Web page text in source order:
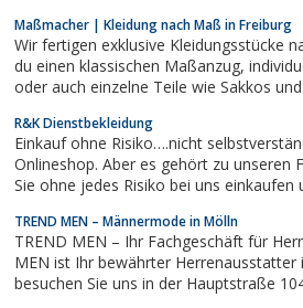
Maßmacher | Kleidung nach Maß in Freiburg
Wir fertigen exklusive Kleidungsstücke
du einen klassischen Maßanzug, individuelle Hochzeitsanzüge,
oder auch einzelne Teile wie Sakkos
Sneaker. Strickwaren und Maßhemden
R&K Dienstbekleidung
Einkauf ohne Risiko….nicht
Onlineshop. Aber es gehört zu unseren
Sie ohne jedes Risiko bei uns einkaufen
Ihrer Größe entspricht. Dieses gilt für
preiswerten und...
TREND MEN – Männermode in Mölln
TREND MEN – Ihr Fachgeschäft für
MEN ist Ihr bewährter Herrenausstatter
besuchen Sie uns in der Hauptstraße